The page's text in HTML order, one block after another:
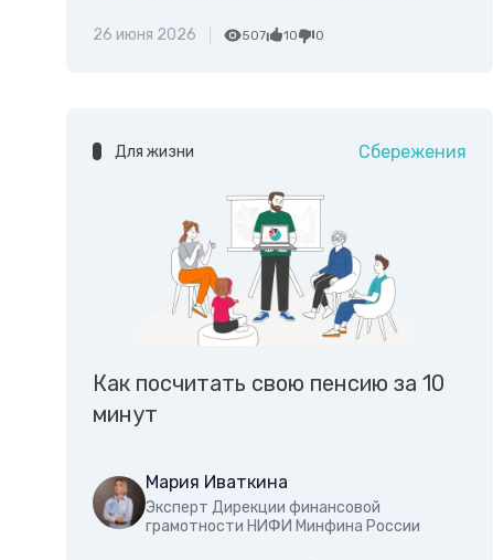
26 июня 2026 507 10 0
Для жизни Сбережения
Как посчитать свою пенсию за 10
минут
Мария Иваткина
Эксперт Дирекции финансовой
грамотности НИФИ Минфина России